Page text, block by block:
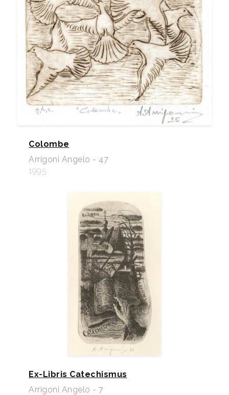
Colombe
Arrigoni Angelo - 47
1995
Ex-Libris Catechismus
Arrigoni Angelo - 7